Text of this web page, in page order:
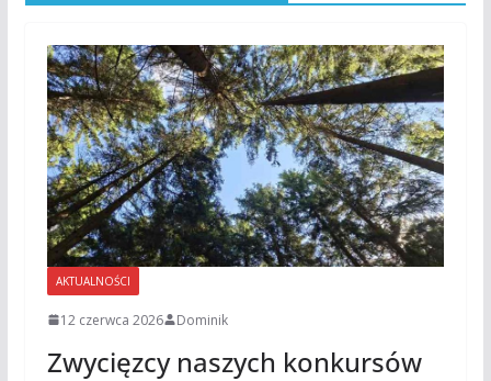
AKTUALNOŚCI
12 czerwca 2026 Dominik
Zwycięzcy naszych konkursów